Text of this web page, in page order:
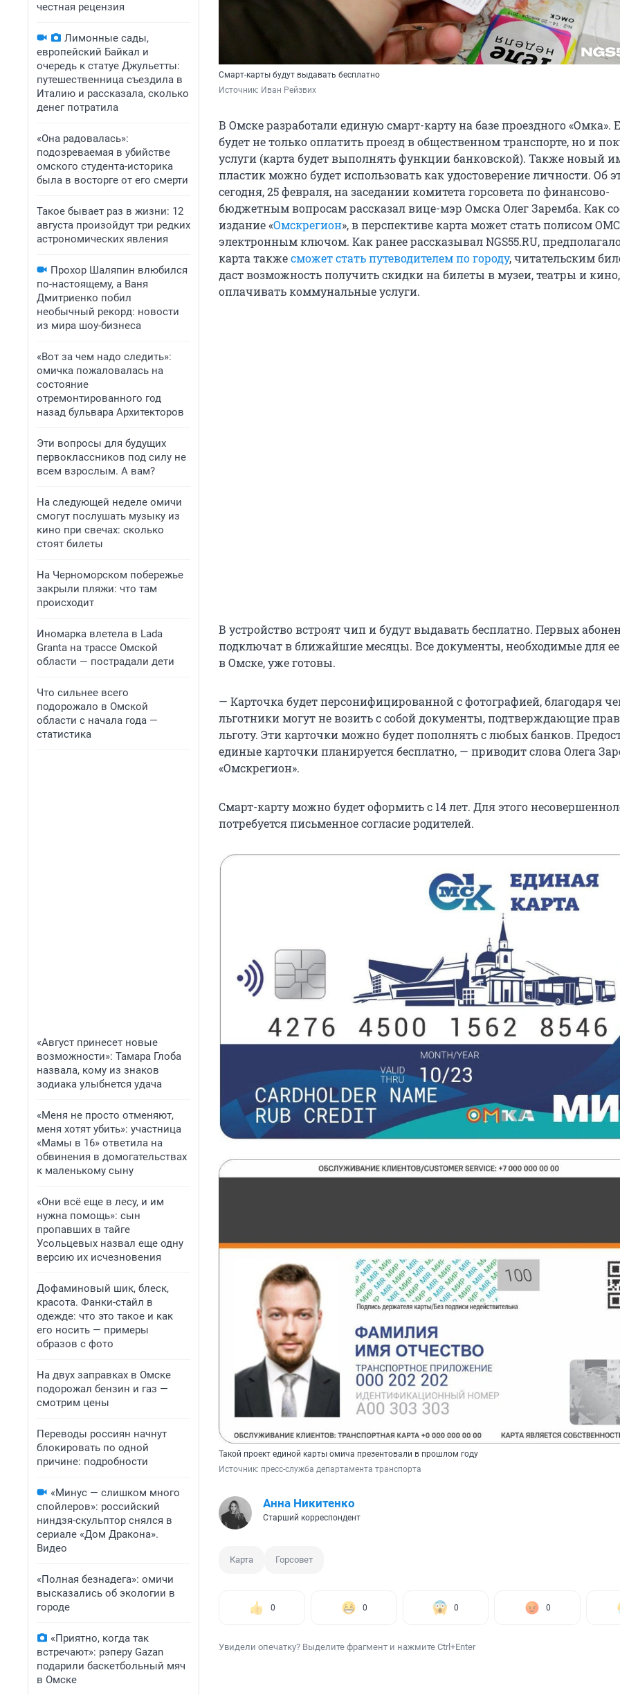
честная рецензия
Лимонные сады,
европейский Байкал и
очередь к статуе Джульетты:
путешественница съездила в
Италию и рассказала, сколько
денег потратила
«Она радовалась»:
подозреваемая в убийстве
омского студента-историка
была в восторге от его смерти
Такое бывает раз в жизни: 12
августа произойдут три редких
астрономических явления
Прохор Шаляпин влюбился
по-настоящему, а Ваня
Дмитриенко побил
необычный рекорд: новости
из мира шоу-бизнеса
«Вот за чем надо следить»:
омичка пожаловалась на
состояние
отремонтированного год
назад бульвара Архитекторов
Эти вопросы для будущих
первоклассников под силу не
всем взрослым. А вам?
На следующей неделе омичи
смогут послушать музыку из
кино при свечах: сколько
стоят билеты
На Черноморском побережье
закрыли пляжи: что там
происходит
Иномарка влетела в Lada
Granta на трассе Омской
области — пострадали дети
Что сильнее всего
подорожало в Омской
области с начала года —
статистика
«Август принесет новые
возможности»: Тамара Глоба
назвала, кому из знаков
зодиака улыбнется удача
«Меня не просто отменяют,
меня хотят убить»: участница
«Мамы в 16» ответила на
обвинения в домогательствах
к маленькому сыну
«Они всё еще в лесу, и им
нужна помощь»: сын
пропавших в тайге
Усольцевых назвал еще одну
версию их исчезновения
Дофаминовый шик, блеск,
красота. Фанки-стайл в
одежде: что это такое и как
его носить — примеры
образов с фото
На двух заправках в Омске
подорожал бензин и газ —
смотрим цены
Переводы россиян начнут
блокировать по одной
причине: подробности
«Минус — слишком много
спойлеров»: российский
ниндзя-скульптор снялся в
сериале «Дом Дракона».
Видео
«Полная безнадега»: омичи
высказались об экологии в
городе
«Приятно, когда так
встречают»: рэперу Gazan
подарили баскетбольный мяч
в Омске
Смарт-карты будут выдавать бесплатно
Источник: Иван Рейзвих
В Омске разработали единую смарт-карту на базе проездного
будет не только оплатить проезд в общественном транспорте, но и
услуги (карта будет выполнять функции банковской). Также новый
пластик можно будет использовать как удостоверение личности. Об
сегодня, 25 февраля, на заседании комитета горсовета по финансово-
бюджетным вопросам рассказал вице-мэр Омска Олег Заремба. Как
издание «Омскрегион», в перспективе карта может стать полисом
электронным ключом. Как ранее рассказывал NGS55.RU,
карта такжесможет стать путеводителем по городу, читательским
даст возможность получить скидки на билеты в музеи, театры и кино,
оплачивать коммунальные услуги.
В устройство встроят чип и будут выдавать бесплатно. Первых
подключат в ближайшие месяцы. Все документы, необходимые для ее
в Омске, уже готовы.
— Карточка будет персонифицированной с фотографией, благодаря
льготники могут не возить с собой документы, подтверждающие
льготу. Эти карточки можно будет пополнять с любых банков.
единые карточки планируется бесплатно, — приводит слова Олега
«Омскрегион».
Смарт-карту можно будет оформить с 14 лет. Для этого
потребуется письменное согласие родителей.
Такой проект единой карты омича презентовали в прошлом году
Источник: пресс-служба департамента транспорта
Анна Никитенко
Старший корреспондент
Карта Горсовет
0 0 0 0
Увидели опечатку? Выделите фрагмент и нажмите Ctrl+Enter